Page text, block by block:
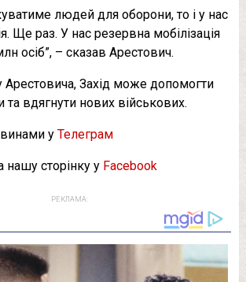
людей для оборони, то і у нас
Ще раз. У нас резервна мобілізація
осіб”, – сказав Арестович.
Захід може допомогти
та вдягнути нових військових.
у Телеграм
нашу сторінку у Facebook
РЕКЛАМА: